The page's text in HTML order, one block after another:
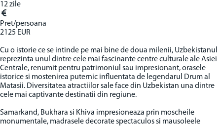
12 zile
Pret/persoana
2125 EUR
Cu o istorie ce se intinde pe mai bine de doua milenii, Uzbekistanul
reprezinta unul dintre cele mai fascinante centre culturale ale Asiei
Centrale, renumit pentru patrimoniul sau impresionant, orasele
istorice si mostenirea puternic influentata de legendarul Drum al
Matasii. Diversitatea atractiilor sale face din Uzbekistan una dintre
cele mai captivante destinatii din regiune.
Samarkand, Bukhara si Khiva impresioneaza prin moscheile
monumentale, madrasele decorate spectaculos si mausoleele